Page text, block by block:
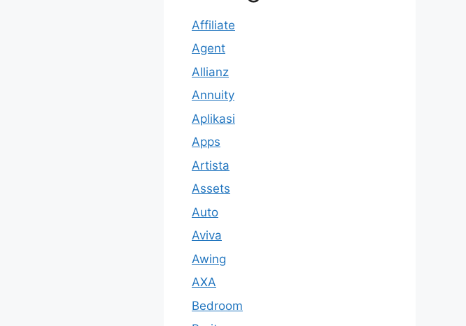
Affiliate
Agent
Allianz
Annuity
Aplikasi
Apps
Artista
Assets
Auto
Aviva
Awing
AXA
Bedroom